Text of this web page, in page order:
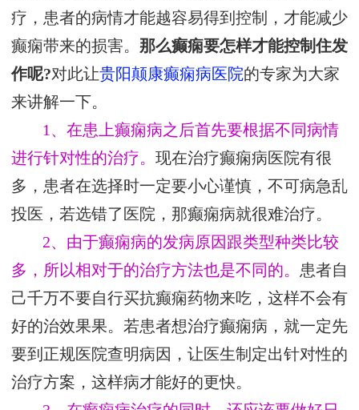
疗，患者的病情才能越容易得到控制，才能减少
癫痫带来的损害。 那么癫痫要怎样才能控制住发
作呢?对此让贵阳颠康癫痫病医院的专家为大家
来讲解一下。
1、在患上癫痫病之后首先要根据不同病情
进行针对性的治疗。 现在治疗癫痫病医院有很
多，患者在选择时一定要小心谨慎，不可病急乱
投医，若选错了医院，那癫痫病就很难治疗。
2、由于癫痫病的发病原因跟类型种类比较
多，所以相对于的治疗方法也是不同的。 患者自
己千万不要自行买抗癫痫药物来吃，这样不会有
好的治效果果。若患者想治疗癫痫病，就一定先
要到正规医院查明病因，让医生制定出针对性的
治疗方案，这样病才能好的更快。